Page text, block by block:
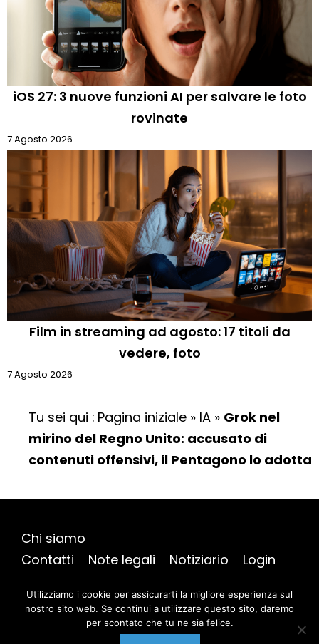
iOS 27: 3 nuove funzioni AI per salvare le foto
rovinate
7 Agosto 2026
Film in streaming ad agosto: 17 titoli da
vedere, foto
7 Agosto 2026
Tu sei qui : Pagina iniziale » IA » Grok nel
mirino del Regno Unito: accusato di
contenuti offensivi, il Pentagono lo adotta
Chi siamo
Contatti
Note legali Notiziario
Login
@ 2026 | Tutti i diritti riservati |
Utilizziamo i cookie per assicurarti la migliore esperienza sul
nostro sito web. Se continui a utilizzare questo sito, daremo
per scontato che tu ne sia felice.